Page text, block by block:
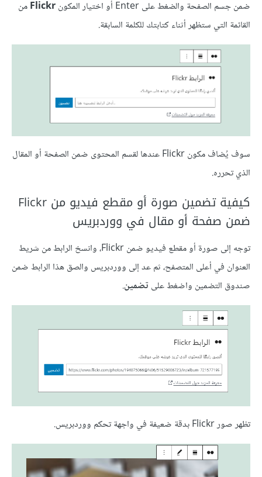
ضمن جسم الصفحة والضغط على Enter أو اختيار المكون Flickrمن
القائمة التي ستظهر أثناء كتابتك للكلمة السابقة.
سوف يُضاف مكون Flickr عندها لقسم المحتوى ضمن الصفحة أو المقال
الذي تحرره.
كيفية تضمين صورة أو مقطع فيديو من Flickr
ضمن صفحة أو مقال في ووردبريس
توجه إلى صورة أو مقطع فيديو ضمن Flickr، وانسخ الرابط من شريط
العنوان في أعلى المتصفح، ثم عد إلى ووردبريس والصق هذا الرابط ضمن
صندوق التضمين واضغط على تضمين.
تظهر صور Flickr بدقة ضعيفة في واجهة تحكم ووردبريس.